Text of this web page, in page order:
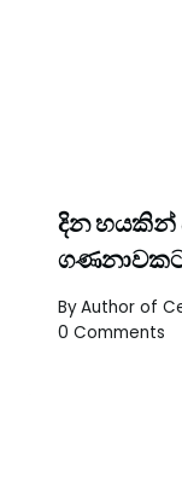
දින හයකින්
ගණනාවකට
ByAuthor of
0 Comments